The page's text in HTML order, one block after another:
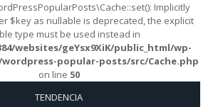
Implicitly
$key as nullable is deprecated, the explicit
type must be used instead in
websites/geYsx9XiK/public_html/wp-
popular-posts/src/Cache.php
on line 50
TENDENCIA